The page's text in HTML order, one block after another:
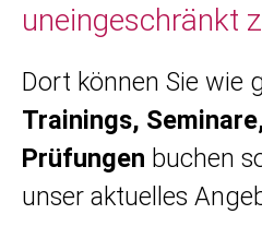
uneingeschränkt
Dort können Sie wie
Trainings,
Prüfungen buchen
unser aktuelles